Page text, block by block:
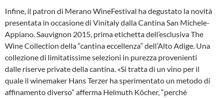
Infine, il patron di Merano WineFestival ha degustato la novità
presentata in occasione di Vinitaly dalla Cantina San Michele-
Appiano. Sauvignon 2015, prima etichetta dell’esclusiva The
Wine Collection della “cantina eccellenza” dell’Alto Adige. Una
collezione di limitatissime selezioni in purezza provenienti
dalle riserve private della cantina. «Si tratta di un vino per il
quale il winemaker Hans Terzer ha sperimentato un metodo di
affinamento diverso” afferma Helmuth Köcher, “perché